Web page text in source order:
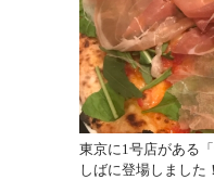
深夜まで営業している
少し行けば、串カツや
り外食も困らなさそう。
自炊派 びみょ
単身用のオーソドック
調理スペースが狭いの
東京に1号店がある
しばに登場しました